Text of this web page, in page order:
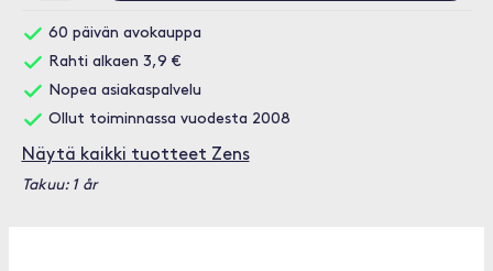
60 päivän avokauppa
Rahti alkaen 3,9 €
Nopea asiakaspalvelu
Ollut toiminnassa vuodesta 2008
Näytä kaikki tuotteet Zens
Takuu: 1 år